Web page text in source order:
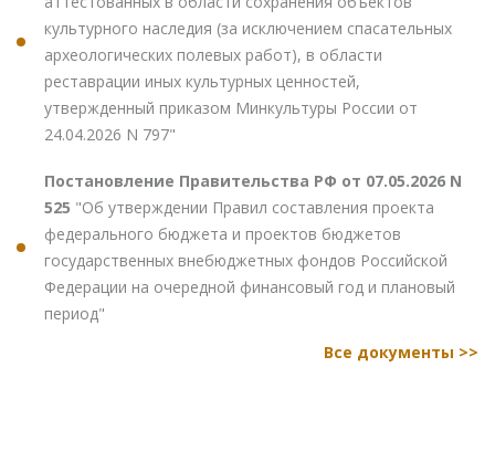
культурного наследия (за исключением спасательных
археологических полевых работ), в области
реставрации иных культурных ценностей,
утвержденный приказом Минкультуры России от
24.04.2026 N 797"
Постановление Правительства РФ от 07.05.2026 N
525 "Об утверждении Правил составления проекта
федерального бюджета и проектов бюджетов
государственных внебюджетных фондов Российской
Федерации на очередной финансовый год и плановый
период"
Все документы >>